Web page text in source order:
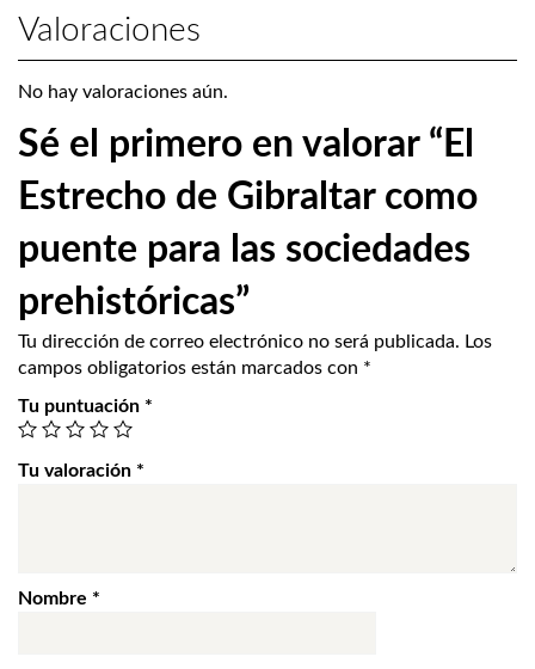
Valoraciones
No hay valoraciones aún.
Sé el primero en valorar “El
Estrecho de Gibraltar como
puente para las sociedades
prehistóricas”
Tu dirección de correo electrónico no será publicada. Los
campos obligatorios están marcados con *
Tu puntuación *
Tu valoración *
Nombre *